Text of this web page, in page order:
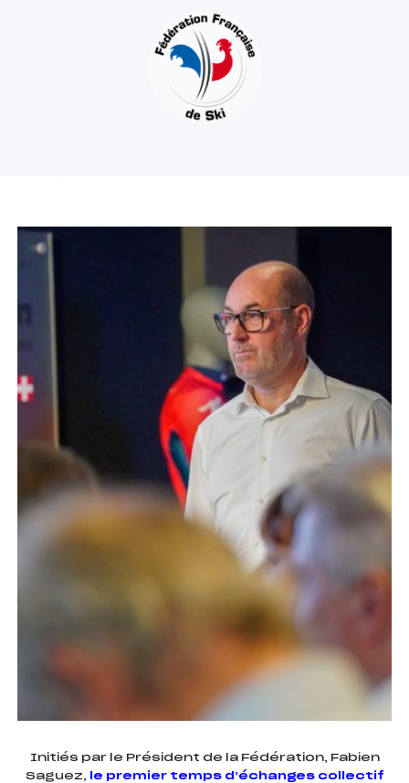
Initiés par le Président de la Fédération, Fabien
Saguez,
le premier temps d’échanges collectif